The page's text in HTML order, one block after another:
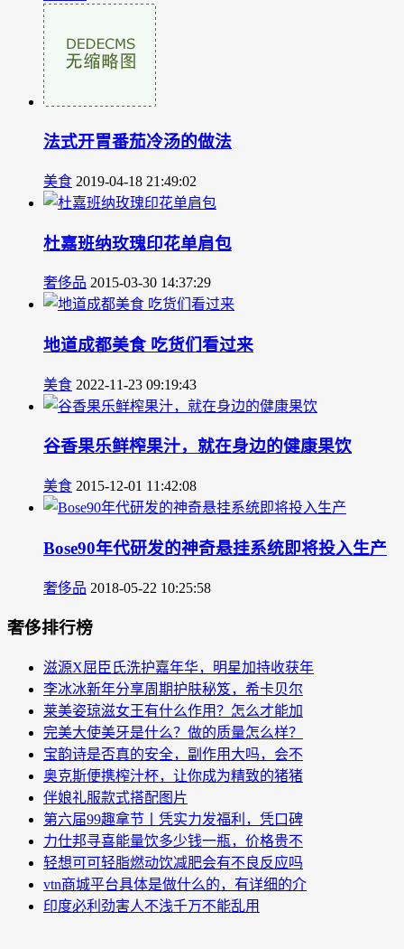
法式开胃番茄冷汤的做法
美食 2019-04-18 21:49:02
杜嘉班纳玫瑰印花单肩包
奢侈品 2015-03-30 14:37:29
地道成都美食 吃货们看过来
美食 2022-11-23 09:19:43
谷香果乐鲜榨果汁，就在身边的健康果饮
美食 2015-12-01 11:42:08
Bose90年代研发的神奇悬挂系统即将投入生产
奢侈品 2018-05-22 10:25:58
奢侈排行榜
滋源X屈臣氏洗护嘉年华，明星加持收获年
李冰冰新年分享周期护肤秘笈，希卡贝尔
莱美姿琼滋女王有什么作用？怎么才能加
完美大使美牙是什么？做的质量怎么样？
宝韵诗是否真的安全，副作用大吗，会不
奥克斯便携榨汁杯，让你成为精致的猪猪
伴娘礼服款式搭配图片
第六届99趣拿节丨凭实力发福利，凭口碑
力仕邦寻喜能量饮多少钱一瓶，价格贵不
轻想可可轻脂燃动饮减肥会有不良反应吗
vtn商城平台具体是做什么的，有详细的介
印度必利劲害人不浅千万不能乱用